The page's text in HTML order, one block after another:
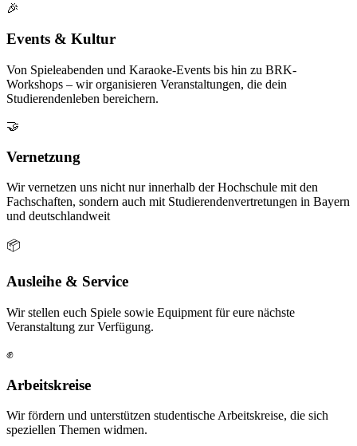
🎉
Events & Kultur
Von Spieleabenden und Karaoke-Events bis hin zu BRK-
Workshops – wir organisieren Veranstaltungen, die dein
Studierendenleben bereichern.
🤝
Vernetzung
Wir vernetzen uns nicht nur innerhalb der Hochschule mit den
Fachschaften, sondern auch mit Studierendenvertretungen in Bayern
und deutschlandweit
📦
Ausleihe & Service
Wir stellen euch Spiele sowie Equipment für eure nächste
Veranstaltung zur Verfügung.
✊
Arbeitskreise
Wir fördern und unterstützen studentische Arbeitskreise, die sich
speziellen Themen widmen.